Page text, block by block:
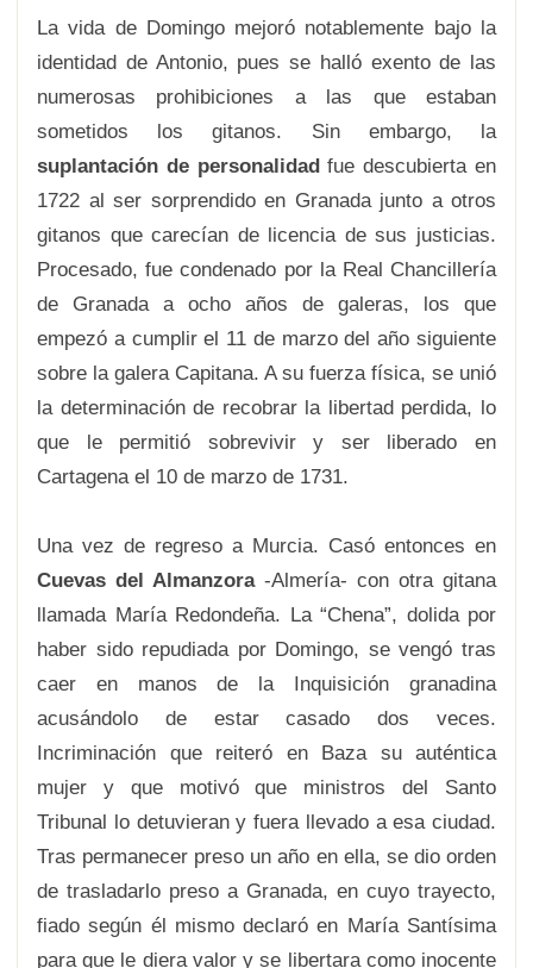
La vida de Domingo mejoró notablemente bajo la
identidad de Antonio, pues se halló exento de las
numerosas prohibiciones a las que estaban
sometidos los gitanos. Sin embargo, la
suplantación de personalidadfue descubierta en
1722 al ser sorprendido en Granada junto a otros
gitanos que carecían de licencia de sus justicias.
Procesado, fue condenado por la Real Chancillería
de Granada a ocho años de galeras, los que
empezó a cumplir el 11 de marzo del año siguiente
sobre la galera Capitana. A su fuerza física, se unió
la determinación de recobrar la libertad perdida, lo
que le permitió sobrevivir y ser liberado en
Cartagena el 10 de marzo de 1731.
Una vez de regreso a Murcia. Casó entonces en
Cuevas del Almanzora-Almería- con otra gitana
llamada María Redondeña. La “Chena”, dolida por
haber sido repudiada por Domingo, se vengó tras
caer en manos de la Inquisición granadina
acusándolo de estar casado dos veces.
Incriminación que reiteró en Baza su auténtica
mujer y que motivó que ministros del Santo
Tribunal lo detuvieran y fuera llevado a esa ciudad.
Tras permanecer preso un año en ella, se dio orden
de trasladarlo preso a Granada, en cuyo trayecto,
fiado según él mismo declaró en María Santísima
para que le diera valor y se libertara como inocente